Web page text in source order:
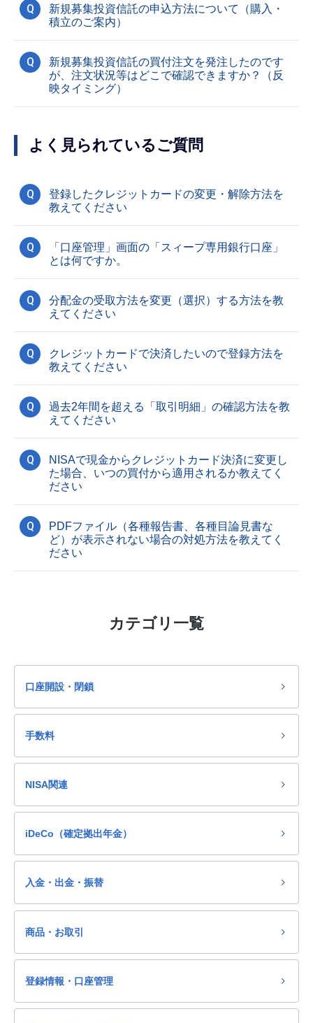
Q
新規募集投資信託の申込方法について（購入・
積立のご案内）
Q
新規募集投資信託の買付注文を発注したのです
が、注文状況等はどこで確認できますか？（反
映タイミング）
よく見られているご質問
Q
登録したクレジットカードの変更・解除方法を
教えてください
Q
「口座管理」画面の「スィープ専用銀行口座」
とは何ですか。
Q
分配金の受取方法を変更（選択）する方法を教
えてください
Q
クレジットカードで決済したいので登録方法を
教えてください
Q
過去2年間を超える「取引明細」の確認方法を教
えてください
Q
NISAで現金からクレジットカード決済に変更し
た場合、いつの買付から適用されるか教えてく
ださい
Q
PDFファイル（各種報告書、各種目論見書な
ど）が表示されない場合の対処方法を教えてく
ださい
カテゴリ一覧
口座開設・閉鎖
手数料
NISA関連
iDeCo（確定拠出年金）
入金・出金・振替
商品・お取引
登録情報・口座管理